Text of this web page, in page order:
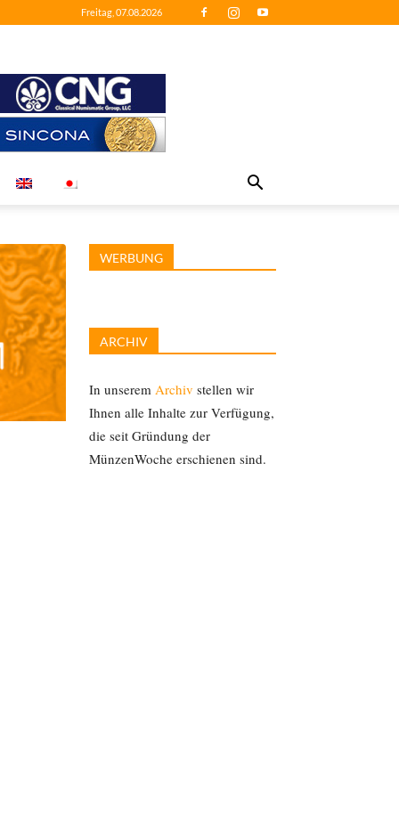
Freitag, 07.08.2026
WERBUNG
ARCHIV
In unserem Archiv stellen wir
Ihnen alle Inhalte zur Verfügung,
die seit Gründung der
MünzenWoche erschienen sind.